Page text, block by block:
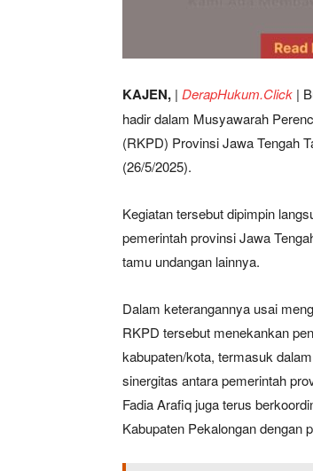
KAJEN, | DerapHukum.Click |
hadir dalam Musyawarah
(RKPD) Provinsi Jawa Tengah
(26/5/2025).
Kegiatan tersebut dipimpin
pemerintah provinsi Jawa
tamu undangan lainnya.
Dalam keterangannya usai
RKPD tersebut menekankan
kabupaten/kota, termasuk
sinergitas antara pemerintah
Fadia Arafiq juga terus
Kabupaten Pekalongan dengan